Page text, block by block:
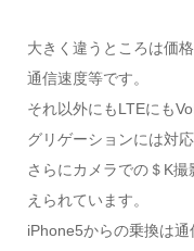
大きく違うところは価
通信速度等です。
それ以外にもLTEにも
グリゲーションには対応
さらにカメラでの＄K
えられています。
iPhone5からの乗換は